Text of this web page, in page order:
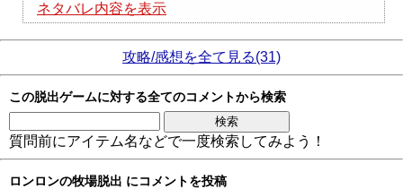
ネタバレ内容を表示
攻略/感想を全て見る(31)
この脱出ゲームに対する全てのコメントから検索
質問前にアイテム名などで一度検索してみよう！
ロンロンの牧場脱出 にコメントを投稿